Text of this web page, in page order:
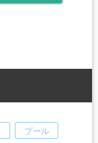
プール